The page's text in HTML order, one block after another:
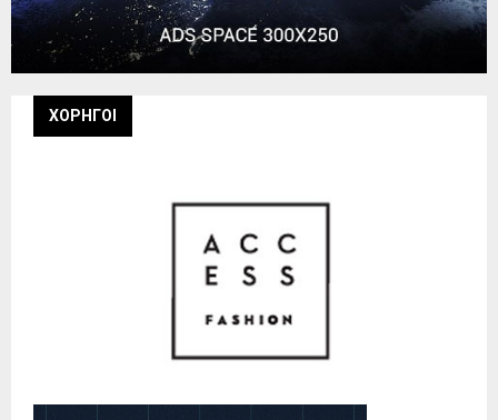
ΧΟΡΗΓΟΙ